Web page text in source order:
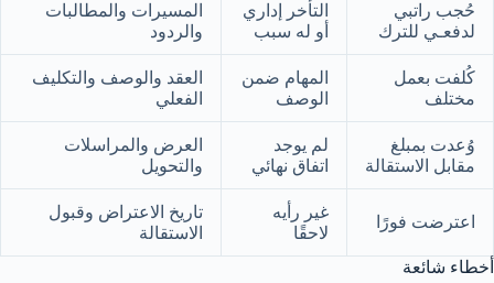
حُجب راتبي
لدفعـي للترك
التأخر إداري
أو له سبب
المسيرات والمطالبات
والردود
كُلفت بعمل
مختلف
المهام ضمن
الوصف
العقد والوصف والتكليف
الفعلي
وُعدت بمبلغ
مقابل الاستقالة
لم يوجد
اتفاق نهائي
العرض والمراسلات
والتحويل
اعترضت فورًا
غير رأيه
لاحقًا
تاريخ الاعتراض وقبول
الاستقالة
أخطاء شائعة